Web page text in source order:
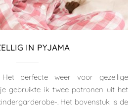
IN PYJAMA
gebruikte ik twee patronen uit het
. Het bovenstuk is de